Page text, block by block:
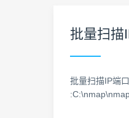
批量扫描
批量扫描IP端